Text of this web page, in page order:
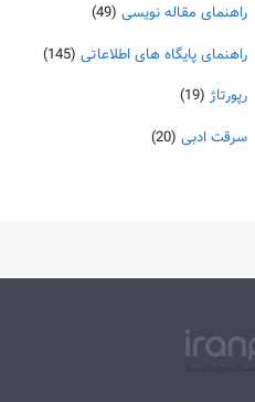
راهنمای مقاله نویسی (49)
راهنمای پایگاه های اطلاعاتی (145)
رپورتاژ (19)
سرقت ادبی (20)